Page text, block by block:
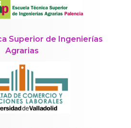
Superior de Ingenierías
Agrarias